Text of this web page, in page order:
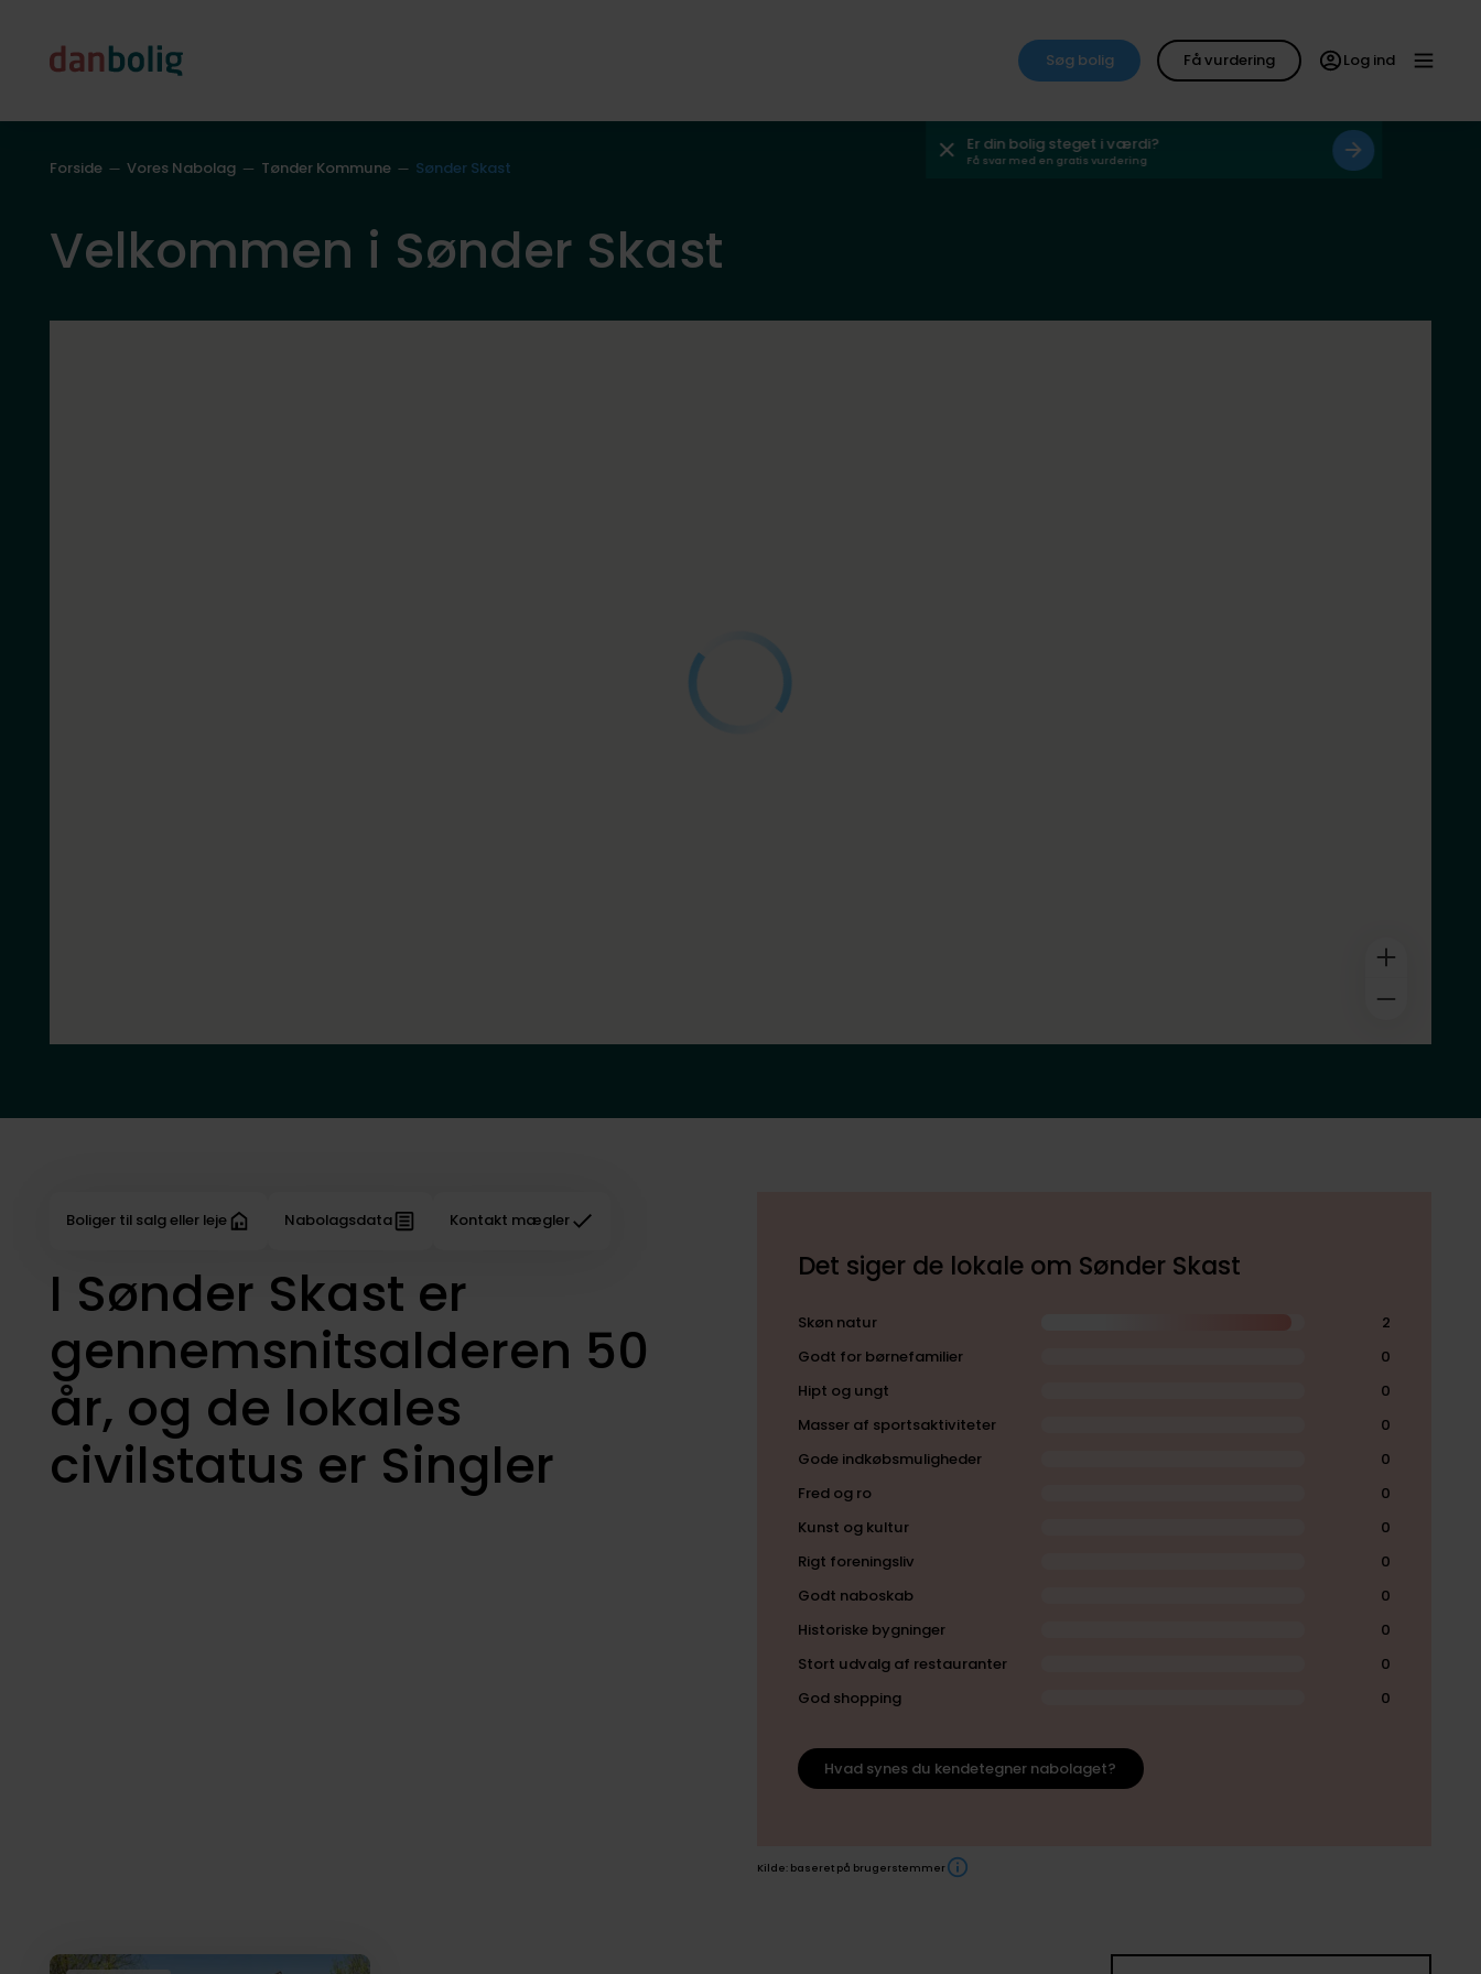
Søg bolig Få vurdering Log ind
Er din bolig steget i værdi?
Få svar med en gratis vurdering
Forside Vores Nabolag Tønder Kommune Sønder Skast
Velkommen i Sønder Skast
Boliger til salg eller leje Nabolagsdata Kontakt mægler
I Sønder Skast er
gennemsnitsalderen 50
år, og de lokales
civilstatus er Singler
Det siger de lokale om Sønder Skast
Skøn natur
2
Godt for børnefamilier
0
Hipt og ungt
0
Masser af sportsaktiviteter
0
Gode indkøbsmuligheder
0
Fred og ro
0
Kunst og kultur
0
Rigt foreningsliv
0
Godt naboskab
0
Historiske bygninger
0
Stort udvalg af restauranter
0
God shopping
0
Hvad synes du kendetegner nabolaget?
Kilde: baseret på brugerstemmer